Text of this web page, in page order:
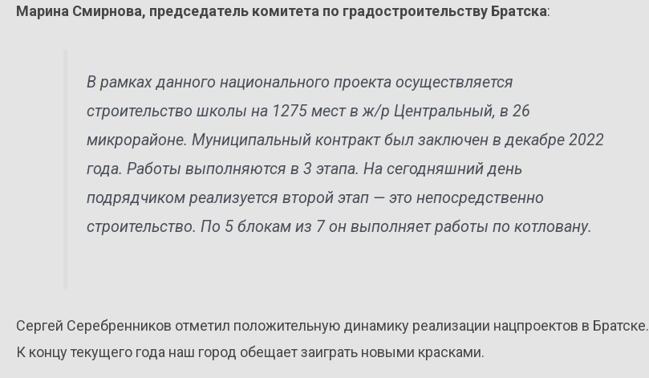
Марина Смирнова, председатель комитета по градостроительству Братска:
В рамках данного национального проекта осуществляется
строительство школы на 1275 мест в ж/р Центральный, в 26
микрорайоне. Муниципальный контракт был заключен в декабре 2022
года. Работы выполняются в 3 этапа. На сегодняшний день
подрядчиком реализуется второй этап — это непосредственно
строительство. По 5 блокам из 7 он выполняет работы по котловану.
Сергей Серебренников отметил положительную динамику реализации нацпроектов в Братске.
К концу текущего года наш город обещает заиграть новыми красками.